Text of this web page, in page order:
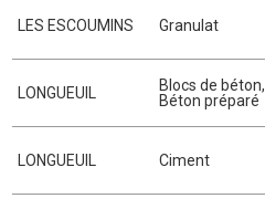
LES ESCOUMINS Granulat
LONGUEUIL Blocs de béton,
Béton préparé
LONGUEUIL Ciment